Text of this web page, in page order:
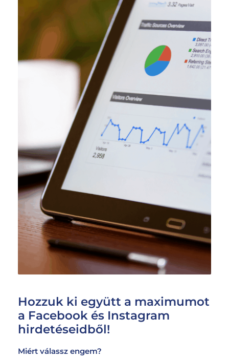
Hozzuk ki együtt a maximumot
a Facebook és Instagram
hirdetéseidből!
Miért válassz engem?